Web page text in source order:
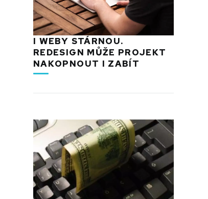
I WEBY STÁRNOU.
REDESIGN MŮŽE PROJEKT
NAKOPNOUT I ZABÍT